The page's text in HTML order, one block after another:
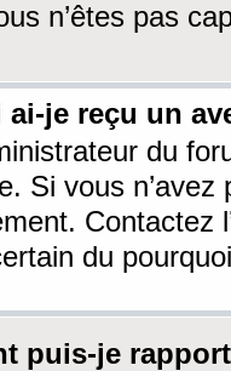
n’êtes pas
ai-je reçu un
du
Si vous
Contactez
du
puis-je